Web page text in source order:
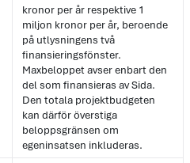
kronor per år respektive 1
miljon kronor per år, beroende
på utlysningens två
finansieringsfönster.
Maxbeloppet avser enbart den
del som finansieras av Sida.
Den totala projektbudgeten
kan därför överstiga
beloppsgränsen om
egeninsatsen inkluderas.